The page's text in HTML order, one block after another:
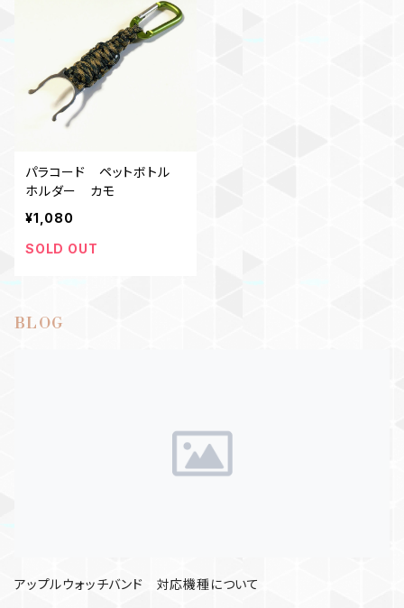
パラコード ペットボトル
ホルダー カモ
¥1,080
SOLD OUT
BLOG
アップルウォッチバンド 対応機種について